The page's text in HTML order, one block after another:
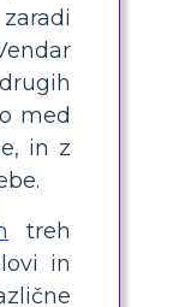
med
in z
treh
in